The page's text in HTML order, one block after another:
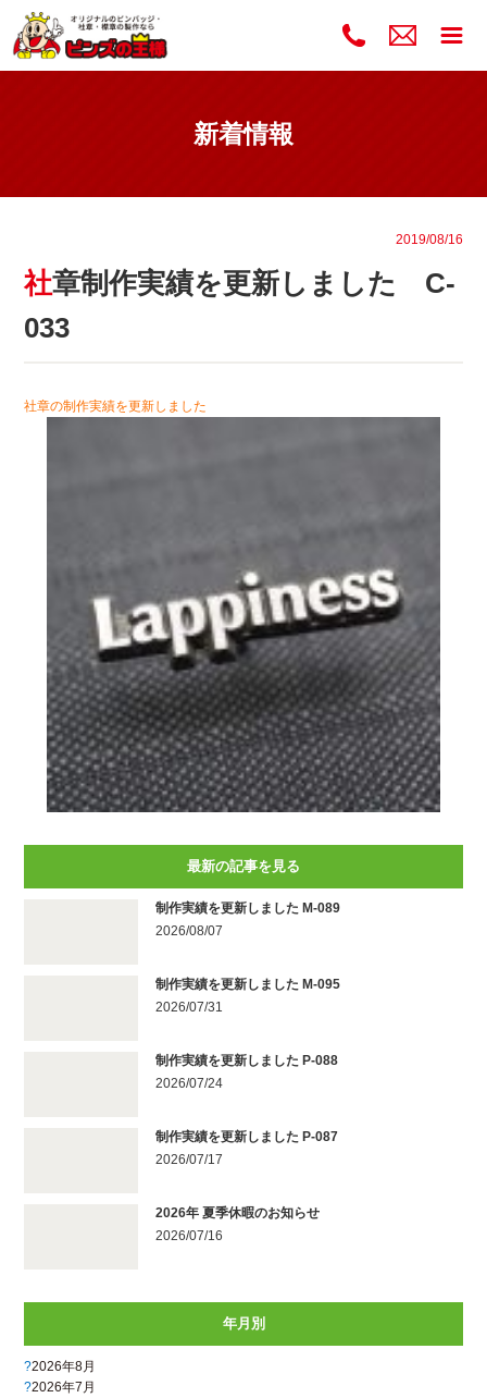
新着情報
2019/08/16
社章制作実績を更新しました C-
033
社章の制作実績を更新しました
最新の記事を見る
制作実績を更新しました M-089
2026/08/07
制作実績を更新しました M-095
2026/07/31
制作実績を更新しました P-088
2026/07/24
制作実績を更新しました P-087
2026/07/17
2026年 夏季休暇のお知らせ
2026/07/16
年月別
2026年8月
2026年7月